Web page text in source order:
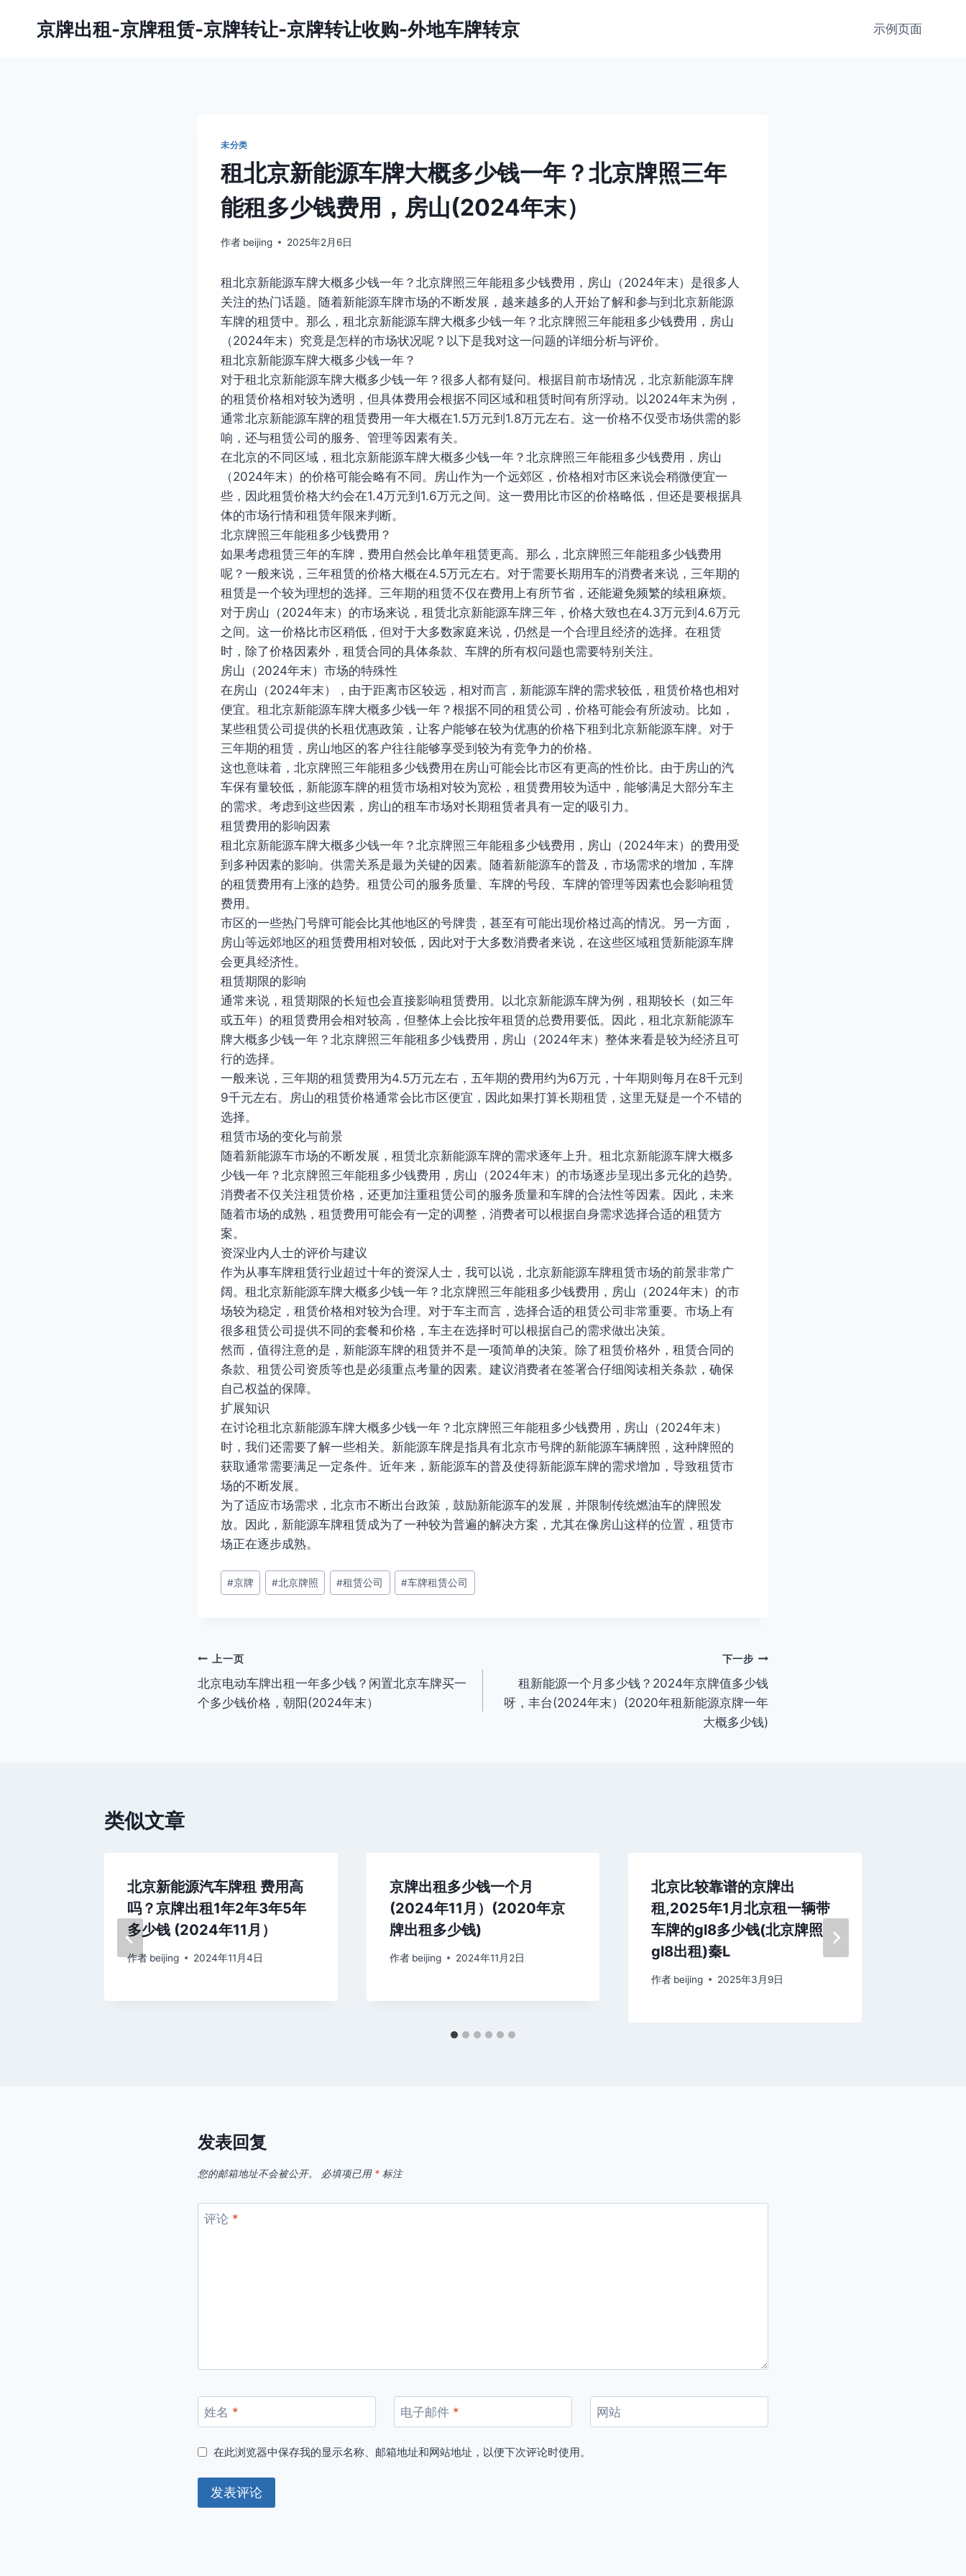
京牌出租-京牌租赁-京牌转让-京牌转让收购-外地车牌转京 示例页面
未分类
租北京新能源车牌大概多少钱一年？北京牌照三年
能租多少钱费用，房山(2024年末）
作者 beijing 2025年2月6日
租北京新能源车牌大概多少钱一年？北京牌照三年能租多少钱费用，房山（2024年末）是很多人
关注的热门话题。随着新能源车牌市场的不断发展，越来越多的人开始了解和参与到北京新能源
车牌的租赁中。那么，租北京新能源车牌大概多少钱一年？北京牌照三年能租多少钱费用，房山
（2024年末）究竟是怎样的市场状况呢？以下是我对这一问题的详细分析与评价。
租北京新能源车牌大概多少钱一年？
对于租北京新能源车牌大概多少钱一年？很多人都有疑问。根据目前市场情况，北京新能源车牌
的租赁价格相对较为透明，但具体费用会根据不同区域和租赁时间有所浮动。以2024年末为例，
通常北京新能源车牌的租赁费用一年大概在1.5万元到1.8万元左右。这一价格不仅受市场供需的影
响，还与租赁公司的服务、管理等因素有关。
在北京的不同区域，租北京新能源车牌大概多少钱一年？北京牌照三年能租多少钱费用，房山
（2024年末）的价格可能会略有不同。房山作为一个远郊区，价格相对市区来说会稍微便宜一
些，因此租赁价格大约会在1.4万元到1.6万元之间。这一费用比市区的价格略低，但还是要根据具
体的市场行情和租赁年限来判断。
北京牌照三年能租多少钱费用？
如果考虑租赁三年的车牌，费用自然会比单年租赁更高。那么，北京牌照三年能租多少钱费用
呢？一般来说，三年租赁的价格大概在4.5万元左右。对于需要长期用车的消费者来说，三年期的
租赁是一个较为理想的选择。三年期的租赁不仅在费用上有所节省，还能避免频繁的续租麻烦。
对于房山（2024年末）的市场来说，租赁北京新能源车牌三年，价格大致也在4.3万元到4.6万元
之间。这一价格比市区稍低，但对于大多数家庭来说，仍然是一个合理且经济的选择。在租赁
时，除了价格因素外，租赁合同的具体条款、车牌的所有权问题也需要特别关注。
房山（2024年末）市场的特殊性
在房山（2024年末），由于距离市区较远，相对而言，新能源车牌的需求较低，租赁价格也相对
便宜。租北京新能源车牌大概多少钱一年？根据不同的租赁公司，价格可能会有所波动。比如，
某些租赁公司提供的长租优惠政策，让客户能够在较为优惠的价格下租到北京新能源车牌。对于
三年期的租赁，房山地区的客户往往能够享受到较为有竞争力的价格。
这也意味着，北京牌照三年能租多少钱费用在房山可能会比市区有更高的性价比。由于房山的汽
车保有量较低，新能源车牌的租赁市场相对较为宽松，租赁费用较为适中，能够满足大部分车主
的需求。考虑到这些因素，房山的租车市场对长期租赁者具有一定的吸引力。
租赁费用的影响因素
租北京新能源车牌大概多少钱一年？北京牌照三年能租多少钱费用，房山（2024年末）的费用受
到多种因素的影响。供需关系是最为关键的因素。随着新能源车的普及，市场需求的增加，车牌
的租赁费用有上涨的趋势。租赁公司的服务质量、车牌的号段、车牌的管理等因素也会影响租赁
费用。
市区的一些热门号牌可能会比其他地区的号牌贵，甚至有可能出现价格过高的情况。另一方面，
房山等远郊地区的租赁费用相对较低，因此对于大多数消费者来说，在这些区域租赁新能源车牌
会更具经济性。
租赁期限的影响
通常来说，租赁期限的长短也会直接影响租赁费用。以北京新能源车牌为例，租期较长（如三年
或五年）的租赁费用会相对较高，但整体上会比按年租赁的总费用要低。因此，租北京新能源车
牌大概多少钱一年？北京牌照三年能租多少钱费用，房山（2024年末）整体来看是较为经济且可
行的选择。
一般来说，三年期的租赁费用为4.5万元左右，五年期的费用约为6万元，十年期则每月在8千元到
9千元左右。房山的租赁价格通常会比市区便宜，因此如果打算长期租赁，这里无疑是一个不错的
选择。
租赁市场的变化与前景
随着新能源车市场的不断发展，租赁北京新能源车牌的需求逐年上升。租北京新能源车牌大概多
少钱一年？北京牌照三年能租多少钱费用，房山（2024年末）的市场逐步呈现出多元化的趋势。
消费者不仅关注租赁价格，还更加注重租赁公司的服务质量和车牌的合法性等因素。因此，未来
随着市场的成熟，租赁费用可能会有一定的调整，消费者可以根据自身需求选择合适的租赁方
案。
资深业内人士的评价与建议
作为从事车牌租赁行业超过十年的资深人士，我可以说，北京新能源车牌租赁市场的前景非常广
阔。租北京新能源车牌大概多少钱一年？北京牌照三年能租多少钱费用，房山（2024年末）的市
场较为稳定，租赁价格相对较为合理。对于车主而言，选择合适的租赁公司非常重要。市场上有
很多租赁公司提供不同的套餐和价格，车主在选择时可以根据自己的需求做出决策。
然而，值得注意的是，新能源车牌的租赁并不是一项简单的决策。除了租赁价格外，租赁合同的
条款、租赁公司资质等也是必须重点考量的因素。建议消费者在签署合仔细阅读相关条款，确保
自己权益的保障。
扩展知识
在讨论租北京新能源车牌大概多少钱一年？北京牌照三年能租多少钱费用，房山（2024年末）
时，我们还需要了解一些相关。新能源车牌是指具有北京市号牌的新能源车辆牌照，这种牌照的
获取通常需要满足一定条件。近年来，新能源车的普及使得新能源车牌的需求增加，导致租赁市
场的不断发展。
为了适应市场需求，北京市不断出台政策，鼓励新能源车的发展，并限制传统燃油车的牌照发
放。因此，新能源车牌租赁成为了一种较为普遍的解决方案，尤其在像房山这样的位置，租赁市
场正在逐步成熟。
文
章
#京牌 #北京牌照 #租赁公司 #车牌租赁公司
文
章
上一页
北京电动车牌出租一年多少钱？闲置北京车牌买一
个多少钱价格，朝阳(2024年末）
下一步
租新能源一个月多少钱？2024年京牌值多少钱
呀，丰台(2024年末）(2020年租新能源京牌一年
大概多少钱)
类似文章
北京新能源汽车牌租 费用高
吗？京牌出租1年2年3年5年
多少钱 (2024年11月）
作者 beijing 2024年11月4日
京牌出租多少钱一个月
(2024年11月）(2020年京
牌出租多少钱)
作者 beijing 2024年11月2日
北京比较靠谱的京牌出
租,2025年1月北京租一辆带
车牌的gl8多少钱(北京牌照
gl8出租)秦L
作者 beijing 2025年3月9日
发表回复
您的邮箱地址不会被公开。 必填项已用 * 标注
评论 *
姓名 * 电子邮件 * 网站
在此浏览器中保存我的显示名称、邮箱地址和网站地址，以便下次评论时使用。